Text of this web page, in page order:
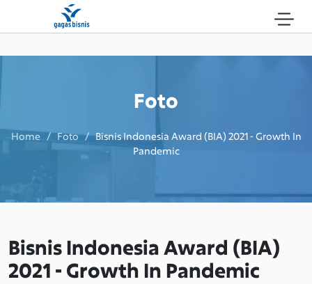
Foto
Home / Foto /Bisnis Indonesia Award (BIA) 2021 - Growth In
Pandemic
Bisnis Indonesia Award (BIA)
2021 - Growth In Pandemic